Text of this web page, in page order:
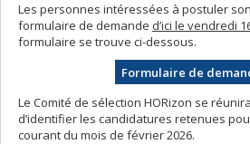
Les personnes intéressées à postuler
formulaire de demande d’ici le vendredi
formulaire se trouve ci-dessous.
Formulaire de
Le Comité de sélection HORizon se
d’identifier les candidatures retenues
courant du mois de février 2026.